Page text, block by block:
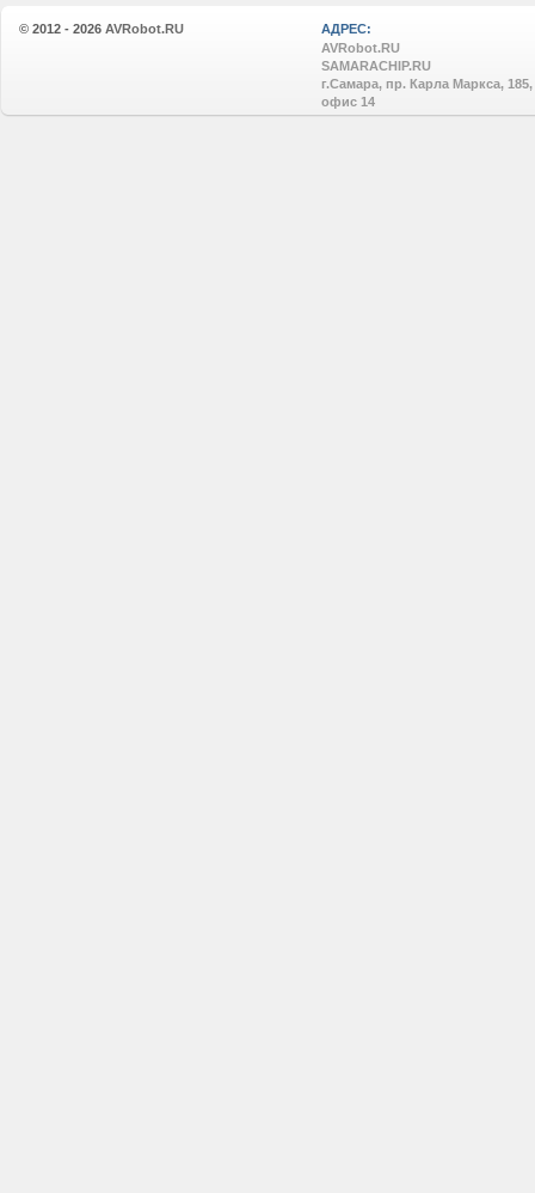
© 2012 - 2026 AVRobot.RU
АДРЕС:
AVRobot.RU
SAMARACHIP.RU
г.Самара, пр. Карла Маркса, 185,
офис 14